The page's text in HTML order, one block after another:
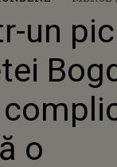
DUPĂ
un
o